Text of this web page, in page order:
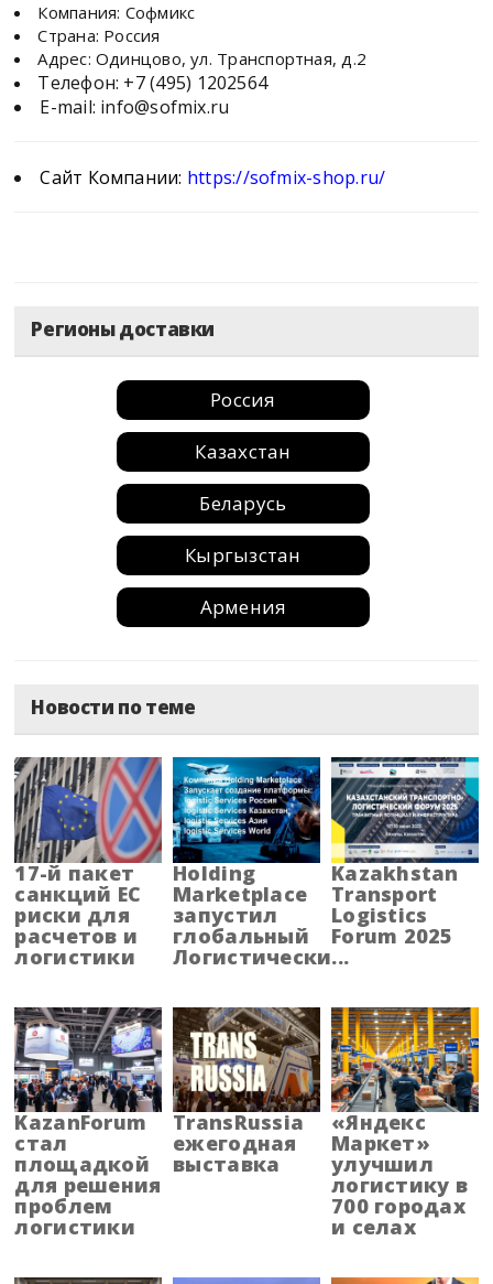
Компания: Софмикс
Страна: Россия
Адрес: Одинцово, ул. Транспортная, д.2
Телефон: +7 (495) 1202564
E-mail: info@sofmix.ru
Сайт Компании: https://sofmix-shop.ru/
Регионы доставки
Россия
Казахстан
Беларусь
Кыргызстан
Армения
Санкт-Петербург
Краснодар
Барнаул
Адыгея
Алтай
Алтайский край
Амурская область
Архангельская область
Астраханская область
Башкортостанa
Белгородская область
Новости по теме
17-й пакет
санкций ЕС
риски для
расчетов и
логистики
Holding
Marketplace
запустил
глобальный
Логистически...
Kazakhstan
Transport
Logistics
Forum 2025
KazanForum
стал
площадкой
для решения
проблем
логистики
TransRussia
ежегодная
выставка
«Яндекс
Маркет»
улучшил
логистику в
700 городах
и селах